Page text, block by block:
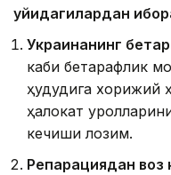
қуйидагилардан
Украинанинг
каби бетарафлик
ҳудудига хорижий
ҳалокат
кечиши лозим.
Репарациядан воз